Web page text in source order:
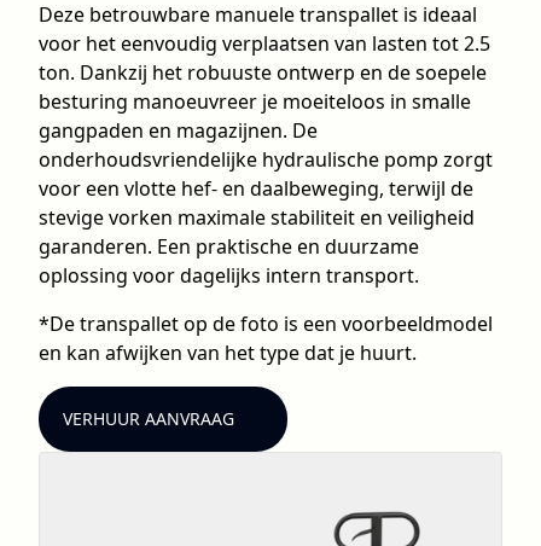
Deze betrouwbare manuele transpallet is ideaal
voor het eenvoudig verplaatsen van lasten tot 2.5
ton. Dankzij het robuuste ontwerp en de soepele
besturing manoeuvreer je moeiteloos in smalle
gangpaden en magazijnen. De
onderhoudsvriendelijke hydraulische pomp zorgt
voor een vlotte hef- en daalbeweging, terwijl de
stevige vorken maximale stabiliteit en veiligheid
garanderen. Een praktische en duurzame
oplossing voor dagelijks intern transport.
*De transpallet op de foto is een voorbeeldmodel
en kan afwijken van het type dat je huurt.
VERHUUR AANVRAAG